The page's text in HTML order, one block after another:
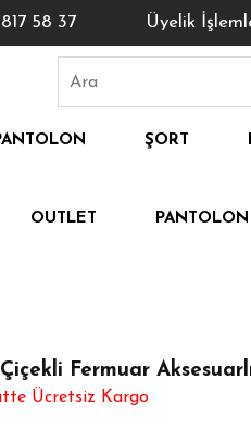
58 37 Üyelik
ŞORT
OUTLET
Fermuar
Ücretsiz Kargo